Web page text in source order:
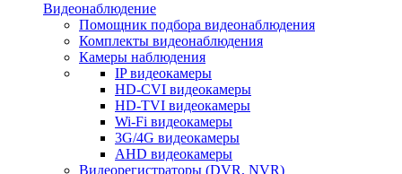
Видеонаблюдение
Помощник подбора видеонаблюдения
Комплекты видеонаблюдения
Камеры наблюдения
IP видеокамеры
HD-CVI видеокамеры
HD-TVI видеокамеры
Wi-Fi видеокамеры
3G/4G видеокамеры
AHD видеокамеры
Видеорегистраторы (DVR, NVR)